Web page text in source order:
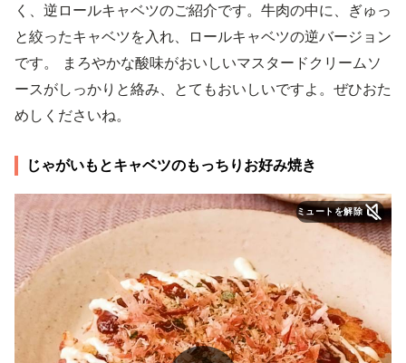
く、逆ロールキャベツのご紹介です。牛肉の中に、ぎゅっ
と絞ったキャベツを入れ、ロールキャベツの逆バージョン
です。 まろやかな酸味がおいしいマスタードクリームソ
ースがしっかりと絡み、とてもおいしいですよ。ぜひおた
めしくださいね。
じゃがいもとキャベツのもっちりお好み焼き
ミュートを解除